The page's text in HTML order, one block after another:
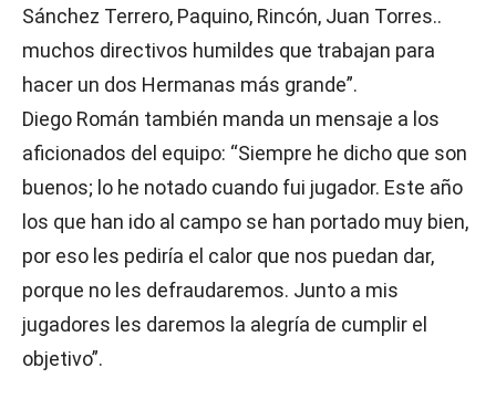
Sánchez Terrero, Paquino, Rincón, Juan Torres..
muchos directivos humildes que trabajan para
hacer un dos Hermanas más grande”.
Diego Román también manda un mensaje a los
aficionados del equipo: “Siempre he dicho que son
buenos; lo he notado cuando fui jugador. Este año
los que han ido al campo se han portado muy bien,
por eso les pediría el calor que nos puedan dar,
porque no les defraudaremos. Junto a mis
jugadores les daremos la alegría de cumplir el
objetivo”.